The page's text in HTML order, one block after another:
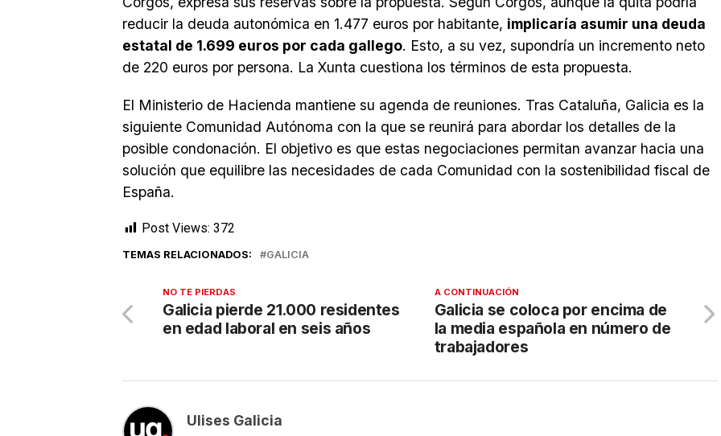
reducir la deuda autonómica en 1.477 euros por habitante, implicaría asumir una deuda
estatal de 1.699 euros por cada gallego. Esto, a su vez, supondría un incremento neto
de 220 euros por persona. La Xunta cuestiona los términos de esta propuesta.
El Ministerio de Hacienda mantiene su agenda de reuniones. Tras Cataluña, Galicia es la
siguiente Comunidad Autónoma con la que se reunirá para abordar los detalles de la
posible condonación. El objetivo es que estas negociaciones permitan avanzar hacia una
solución que equilibre las necesidades de cada Comunidad con la sostenibilidad fiscal de
España.
Post Views: 372
TEMAS RELACIONADOS: GALICIA
A CONTINUACIÓN
Galicia se coloca por encima de
la media española en número de
trabajadores
NO TE PIERDAS
Galicia pierde 21.000 residentes
en edad laboral en seis años
Ulises Galicia